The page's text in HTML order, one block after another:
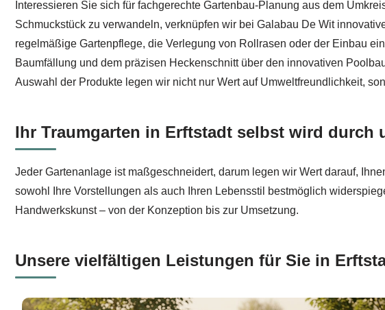
Interessieren Sie sich für fachgerechte Gartenbau-Planung aus dem
Schmuckstück zu verwandeln, verknüpfen wir bei Galabau De Wit
regelmäßige Gartenpflege, die Verlegung von Rollrasen oder der Einbau
Baumfällung und dem präzisen Heckenschnitt über den innovativen
Auswahl der Produkte legen wir nicht nur Wert auf Umweltfreundlichkeit,
Ihr Traumgarten in Erftstadt selbst wird
Jeder Gartenanlage ist maßgeschneidert, darum legen wir Wert darauf,
sowohl Ihre Vorstellungen als auch Ihren Lebensstil bestmöglich
Handwerkskunst – von der Konzeption bis zur Umsetzung.
Unsere vielfältigen Leistungen für Sie in